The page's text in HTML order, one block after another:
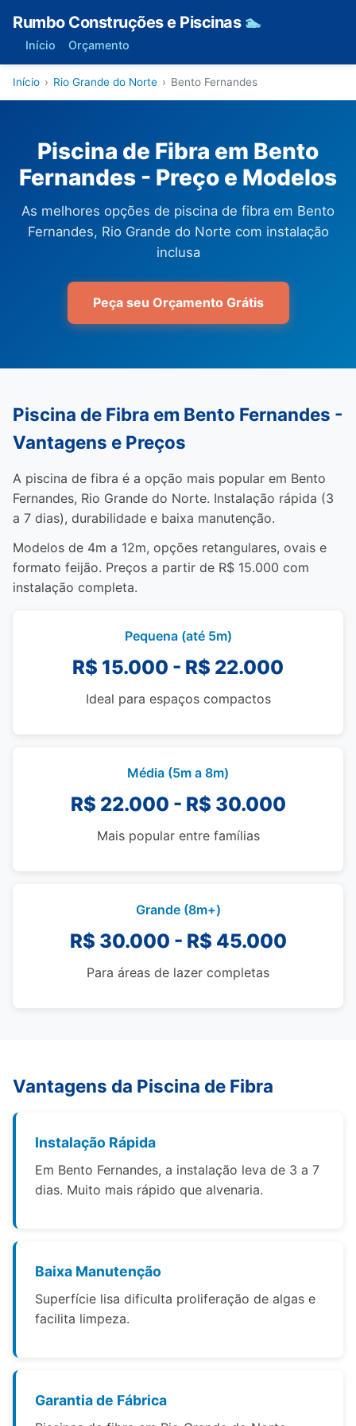
Rumbo Construções e Piscinas 🏊
Início Orçamento
Início › Rio Grande do Norte › Bento Fernandes
Piscina de Fibra em Bento
Fernandes - Preço e Modelos
As melhores opções de piscina de fibra em Bento
Fernandes, Rio Grande do Norte com instalação
inclusa
Peça seu Orçamento Grátis
Piscina de Fibra em Bento Fernandes -
Vantagens e Preços
A piscina de fibra é a opção mais popular em Bento
Fernandes, Rio Grande do Norte. Instalação rápida (3
a 7 dias), durabilidade e baixa manutenção.
Modelos de 4m a 12m, opções retangulares, ovais e
formato feijão. Preços a partir de R$ 15.000 com
instalação completa.
Pequena (até 5m)
R$ 15.000 - R$ 22.000
Ideal para espaços compactos
Média (5m a 8m)
R$ 22.000 - R$ 30.000
Mais popular entre famílias
Grande (8m+)
R$ 30.000 - R$ 45.000
Para áreas de lazer completas
Vantagens da Piscina de Fibra
Instalação Rápida
Em Bento Fernandes, a instalação leva de 3 a 7
dias. Muito mais rápido que alvenaria.
Baixa Manutenção
Superfície lisa dificulta proliferação de algas e
facilita limpeza.
Garantia de Fábrica